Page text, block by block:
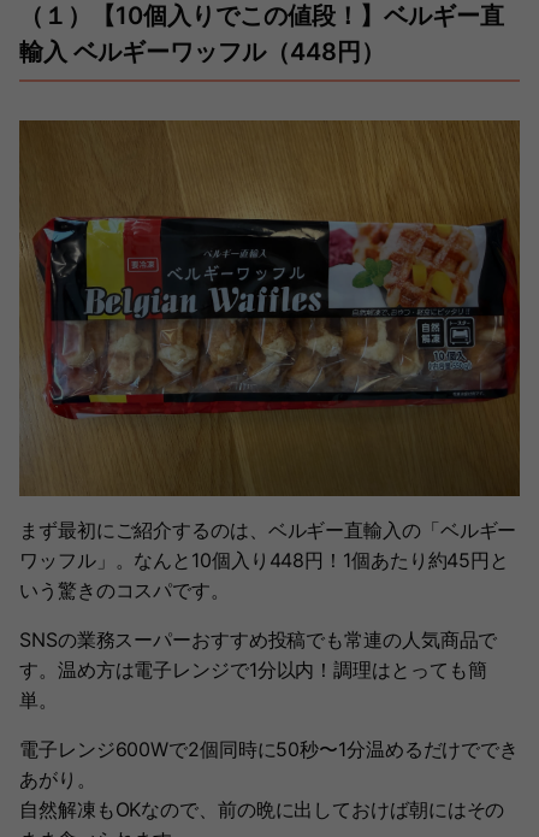
（１）【10個入りでこの値段！】ベルギー直
輸入 ベルギーワッフル（448円）
まず最初にご紹介するのは、ベルギー直輸入の「ベルギー
ワッフル」。なんと10個入り448円！1個あたり約45円と
いう驚きのコスパです。
SNSの業務スーパーおすすめ投稿でも常連の人気商品で
す。温め方は電子レンジで1分以内！調理はとっても簡
単。
電子レンジ600Wで2個同時に50秒〜1分温めるだけででき
あがり。
自然解凍もOKなので、前の晩に出しておけば朝にはその